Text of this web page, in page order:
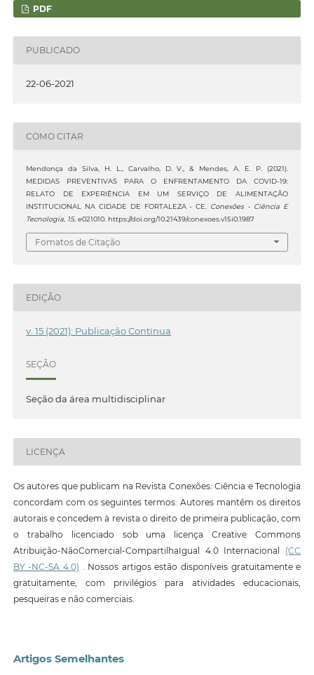
PDF
PUBLICADO
22-06-2021
COMO CITAR
Mendonça da Silva, H. L., Carvalho, D. V., & Mendes, A. E. P. (2021).
MEDIDAS PREVENTIVAS PARA O ENFRENTAMENTO DA COVID-19:
RELATO DE EXPERIÊNCIA EM UM SERVIÇO DE ALIMENTAÇÃO
INSTITUCIONAL NA CIDADE DE FORTALEZA - CE. Conexões - Ciência E
Tecnologia, 15, e021010. https://doi.org/10.21439/conexoes.v15i0.1987
Fomatos de Citação
EDIÇÃO
v. 15 (2021): Publicação Contínua
SEÇÃO
Seção da área multidisciplinar
LICENÇA
Os autores que publicam na Revista Conexões: Ciência e Tecnologia
concordam com os seguintes termos: Autores mantêm os direitos
autorais e concedem à revista o direito de primeira publicação, com
o trabalho licenciado sob uma licença Creative Commons
Atribuição-NãoComercial-CompartilhaIgual 4.0 Internacional (CC
BY -NC-SA 4.0) . Nossos artigos estão disponíveis gratuitamente e
gratuitamente, com privilégios para atividades educacionais,
pesqueiras e não comerciais.
Artigos Semelhantes